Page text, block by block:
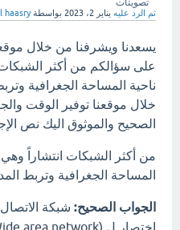
تصويتات
تم الرد عليه يناير 2، 2023 بواسطةhaasry
يسعدنا ويشرفنا من خلال
على سؤالكم من أكثر
ناحية المساحة الجغرافية
خلال موقعنا توفير الوقت
الصحيح والموثوق اليك نص
من أكثر الشبكات انتشاراً
المساحة الجغرافية وتربط
الجواب الصحيح:
اختصار ل (Wide area network)